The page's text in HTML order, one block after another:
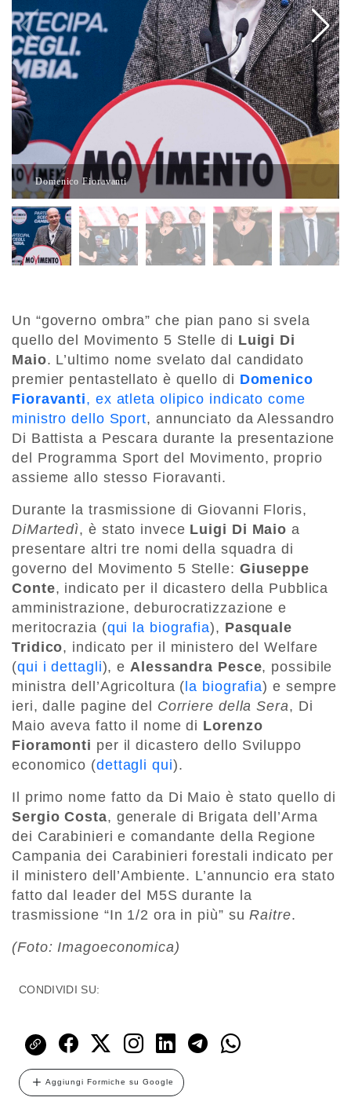
Domenico Fioravanti
Un “governo ombra” che pian pano si svela
quello del Movimento 5 Stelle di Luigi Di
Maio. L’ultimo nome svelato dal candidato
premier pentastellato è quello di Domenico
Fioravanti, ex atleta olipico indicato come
ministro dello Sport, annunciato da Alessandro
Di Battista a Pescara durante la presentazione
del Programma Sport del Movimento, proprio
assieme allo stesso Fioravanti.
Durante la trasmissione di Giovanni Floris,
DiMartedì, è stato invece Luigi Di Maio a
presentare altri tre nomi della squadra di
governo del Movimento 5 Stelle: Giuseppe
Conte, indicato per il dicastero della Pubblica
amministrazione, deburocratizzazione e
meritocrazia (qui la biografia), Pasquale
Tridico, indicato per il ministero del Welfare
(qui i dettagli), eAlessandra Pesce, possibile
ministra dell’Agricoltura ( la biografia) e sempre
ieri, dalle pagine del Corriere della Sera, Di
Maio aveva fatto il nome di Lorenzo
Fioramonti per il dicastero dello Sviluppo
economico (dettagli qui).
Il primo nome fatto da Di Maio è stato quello di
Sergio Costa, generale di Brigata dell’Arma
dei Carabinieri e comandante della Regione
Campania dei Carabinieri forestali indicato per
il ministero dell’Ambiente. L’annuncio era stato
fatto dal leader del M5S durante la
trasmissione “In 1/2 ora in più” suRaitre.
(Foto: Imagoeconomica)
CONDIVIDI SU:
Aggiungi Formiche su Google